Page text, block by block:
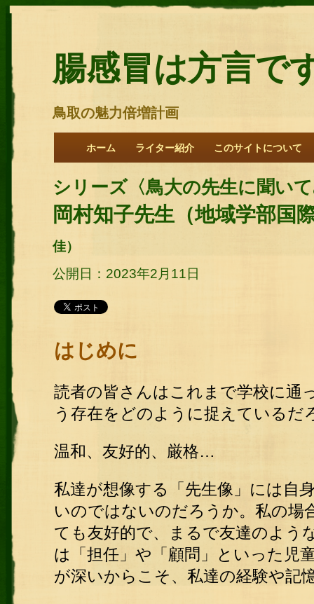
腸感冒は方言で
鳥取の魅力倍増計画
ホーム ライター紹介 このサイトについて
シリーズ〈鳥大の先生に聞い
岡村知子先生（地域学部国
佳）
公開日：2023年2月11日
はじめに
読者の皆さんはこれまで学校に通
う存在をどのように捉えているだ
温和、友好的、厳格…
私達が想像する「先生像」には自
いのではないのだろうか。私の場
ても友好的で、まるで友達のよう
は「担任」や「顧問」といった児
が深いからこそ、私達の経験や記